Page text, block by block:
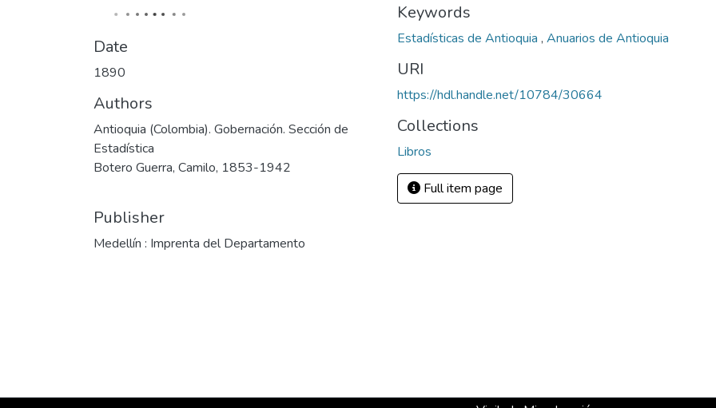
Date
1890
Authors
Antioquia (Colombia). Gobernación. Sección de
Estadística
Botero Guerra, Camilo, 1853-1942
Publisher
Medellín : Imprenta del Departamento
Keywords
Estadísticas de Antioquia , Anuarios de Antioquia
URI
https://hdl.handle.net/10784/30664
Collections
Libros
Full item page